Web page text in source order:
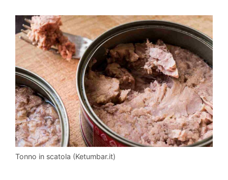
Tonno in scatola (Ketumbar.it)